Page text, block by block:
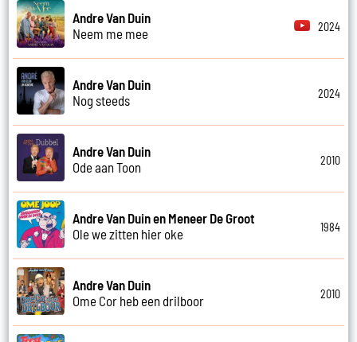
Andre Van Duin
Neem me mee
2024
Andre Van Duin
Nog steeds
2024
Andre Van Duin
Ode aan Toon
2010
Andre Van Duin en Meneer De Groot
Ole we zitten hier oke
1984
Andre Van Duin
Ome Cor heb een drilboor
2010